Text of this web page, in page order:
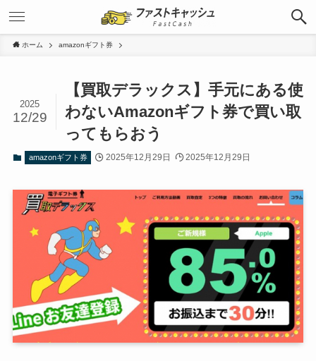
ホーム amazonギフト券
【買取デラックス】手元にある使
わないAmazonギフト券で買い取
ってもらおう
2025
12/29
amazonギフト券 2025年12月29日 2025年12月29日